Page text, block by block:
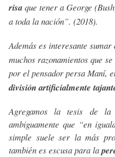
risa que tener a George
a toda la nación”. (2018).
Además es interesante sumar
muchos razonamientos que
por el pensador persa Maní,
división artificialmente
Agregamos la tesis de la
ambiguamente que “en
simple suele ser la más
también es escusa para la